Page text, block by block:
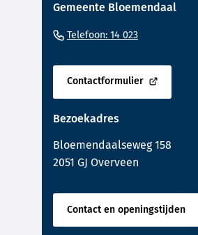
boven
het
de
paginainhoud
Gemeente Bloemendaal
Telefoon: 14 023(Verwijst
een
Contactformulier
(Verwijst
een
website)
Bezoekadres
Bloemendaalseweg 158
2051 GJ Overveen
Contact en openingstijden